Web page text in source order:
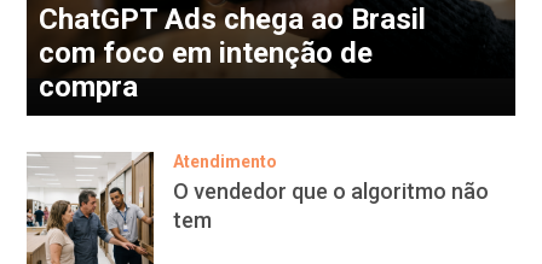
ChatGPT Ads chega ao Brasil
com foco em intenção de
compra
Atendimento
O vendedor que o algoritmo não
tem